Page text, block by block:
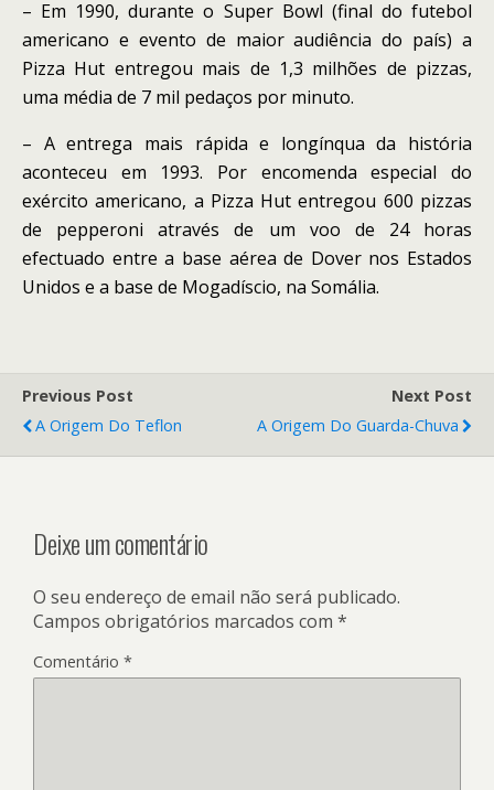
– Em 1990, durante o Super Bowl (final do futebol
americano e evento de maior audiência do país) a
Pizza Hut entregou mais de 1,3 milhões de pizzas,
uma média de 7 mil pedaços por minuto.
– A entrega mais rápida e longínqua da história
aconteceu em 1993. Por encomenda especial do
exército americano, a Pizza Hut entregou 600 pizzas
de pepperoni através de um voo de 24 horas
efectuado entre a base aérea de Dover nos Estados
Unidos e a base de Mogadíscio, na Somália.
Previous Post
A Origem Do Teflon
Next Post
A Origem Do Guarda-Chuva
Deixe um comentário
O seu endereço de email não será publicado.
Campos obrigatórios marcados com *
Comentário *